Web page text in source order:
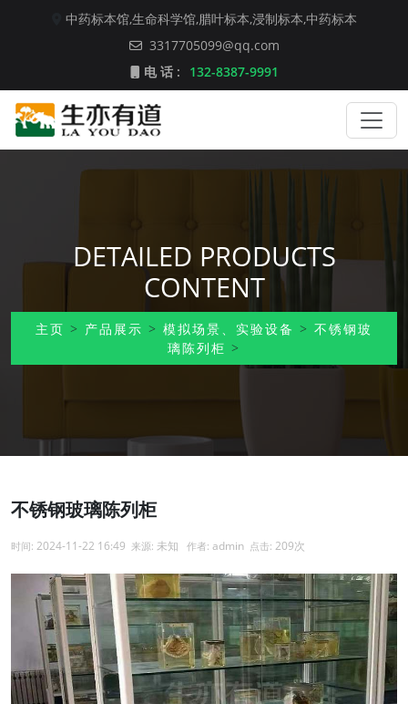
中药标本馆,生命科学馆,腊叶标本,浸制标本,中药标本
3317705099@qq.com
电 话 :
132-8387-9991
DETAILED PRODUCTS
CONTENT
主页 > 产品展示 > 模拟场景、实验设备 > 不锈钢玻
璃陈列柜 >
不锈钢玻璃陈列柜
时间: 2024-11-22 16:49 来源: 未知 作者: admin 点击: 209次